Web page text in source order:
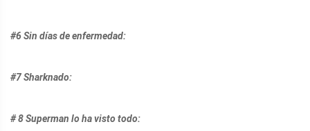
#6 Sin días de enfermedad:
#7 Sharknado:
# 8 Superman lo ha visto todo: